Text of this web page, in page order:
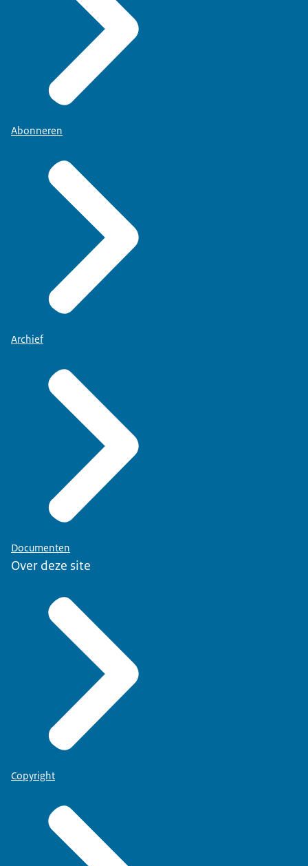
Abonneren
Archief
Documenten
Over deze site
Copyright